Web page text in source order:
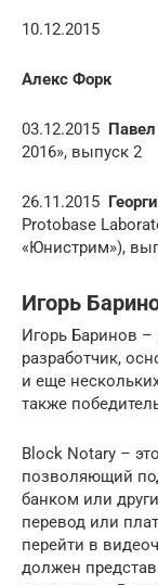
10.12.2015
Алекс Форк
03.12.2015
2016», выпуск 2
26.11.2015
Protobase
«Юнистрим»),
Игорь
Игорь Баринов –
разработчик,
и еще
также
Block Notary –
позволяющий
банком или
перевод или
перейти в
должен